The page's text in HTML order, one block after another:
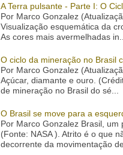
A Terra pulsante - Parte I: O
Por Marco Gonzalez
Visualização esquemática da
As cores mais avermelhadas in...
O ciclo da mineração no Brasil
Por Marco Gonzalez
Açúcar, diamante e ouro.
de mineração no Brasil do sé...
O Brasil se move para a
Por Marco Gonzalez Brasil, um
(Fonte: NASA ). Atrito é o que
decorrente da movimentação de